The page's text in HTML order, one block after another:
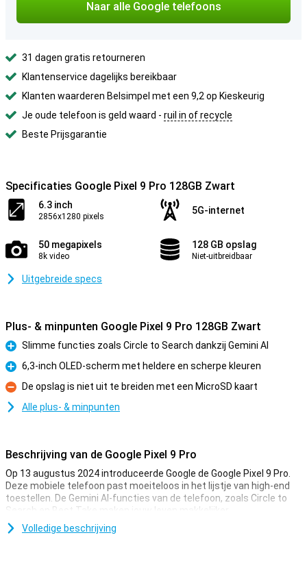
Naar alle Google telefoons
31 dagen gratis retourneren
Klantenservice dagelijks bereikbaar
Klanten waarderen Belsimpel met een 9,2 op Kieskeurig
Je oude telefoon is geld waard - ruil in of recycle
Beste Prijsgarantie
Specificaties Google Pixel 9 Pro 128GB Zwart
6.3 inch
2856x1280 pixels
5G-internet
50 megapixels
8k video
128 GB opslag
Niet-uitbreidbaar
Uitgebreide specs
Plus- & minpunten Google Pixel 9 Pro 128GB Zwart
Pluspunt
Slimme functies zoals Circle to Search dankzij Gemini AI
Pluspunt
6,3-inch OLED-scherm met heldere en scherpe kleuren
Minpunt
De opslag is niet uit te breiden met een MicroSD kaart
Alle plus- & minpunten
Beschrijving van de Google Pixel 9 Pro
Op 13 augustus 2024 introduceerde Google de Google Pixel 9 Pro.
Deze mobiele telefoon past moeiteloos in het lijstje van high-end
toestellen. De Gemini AI-functies van de telefoon, zoals Circle to
Search en Best Take maken jouw leven makkelijker.
De Pixel 9 Pro komt met drie lenzen aan de achterkant van de
Volledige beschrijving